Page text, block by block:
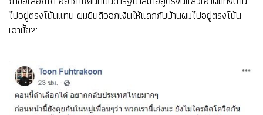
ไปอยู่ตรงโน้นแทน ผมยินดีออกเงินให้แลกกับบ้านผมไปอยู่ตรงโน้น
เอามั้ย?"